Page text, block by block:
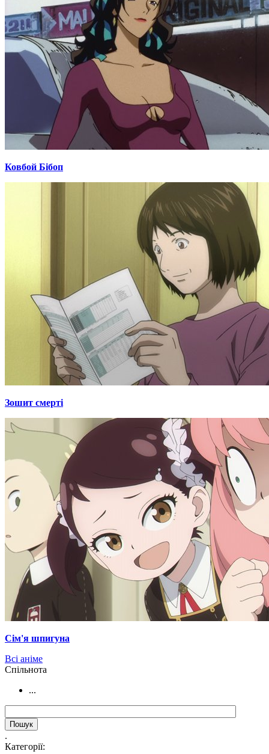
Ковбой Бібоп
Зошит смерті
Сім'я шпигуна
Всі аніме
Cпільнота
...
.
Категорії: